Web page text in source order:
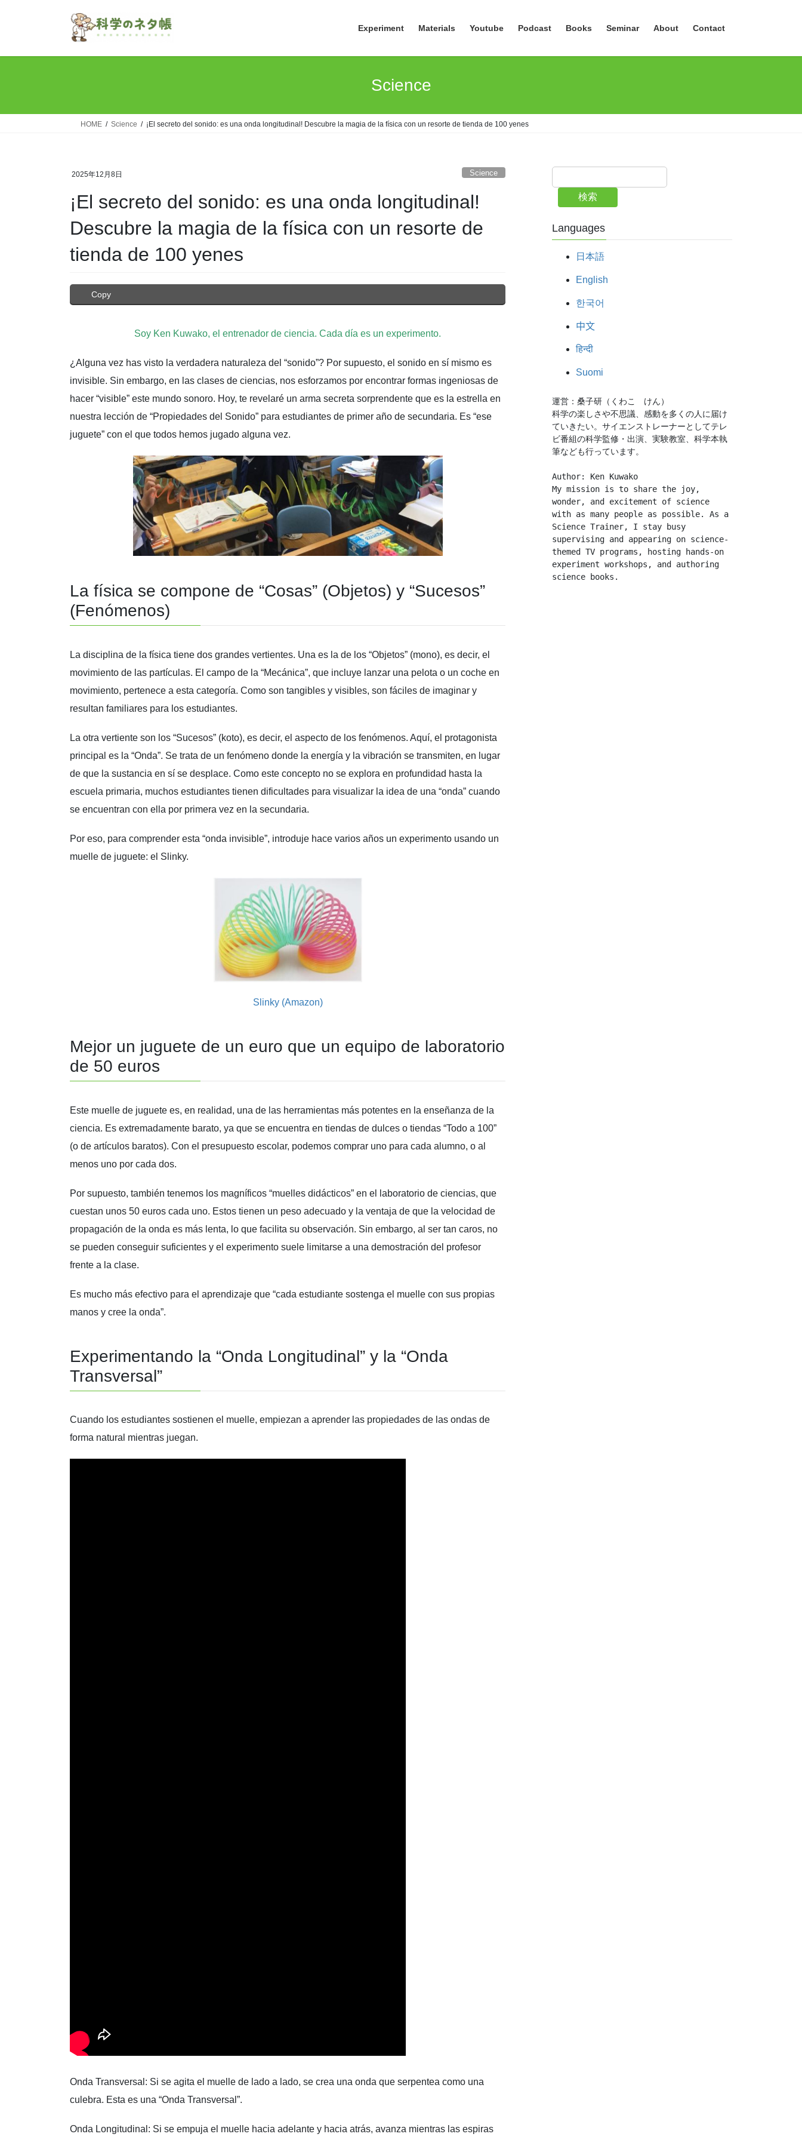
Experiment Materials Youtube Podcast Books Seminar About Contact
Science
HOME Science ¡El secreto del sonido: es una onda longitudinal! Descubre la magia de la física con un resorte de tienda de 100 yenes
2025年12月8日 Science
¡El secreto del sonido: es una onda longitudinal!
Descubre la magia de la física con un resorte de
tienda de 100 yenes
Copy
Soy Ken Kuwako, el entrenador de ciencia. Cada día es un experimento.
¿Alguna vez has visto la verdadera naturaleza del “sonido”? Por supuesto, el sonido en sí mismo es
invisible. Sin embargo, en las clases de ciencias, nos esforzamos por encontrar formas ingeniosas de
hacer “visible” este mundo sonoro. Hoy, te revelaré un arma secreta sorprendente que es la estrella en
nuestra lección de “Propiedades del Sonido” para estudiantes de primer año de secundaria. Es “ese
juguete” con el que todos hemos jugado alguna vez.
La física se compone de “Cosas” (Objetos) y “Sucesos”
(Fenómenos)
La disciplina de la física tiene dos grandes vertientes. Una es la de los “Objetos” (mono), es decir, el
movimiento de las partículas. El campo de la “Mecánica”, que incluye lanzar una pelota o un coche en
movimiento, pertenece a esta categoría. Como son tangibles y visibles, son fáciles de imaginar y
resultan familiares para los estudiantes.
La otra vertiente son los “Sucesos” (koto), es decir, el aspecto de los fenómenos. Aquí, el protagonista
principal es la “Onda”. Se trata de un fenómeno donde la energía y la vibración se transmiten, en lugar
de que la sustancia en sí se desplace. Como este concepto no se explora en profundidad hasta la
escuela primaria, muchos estudiantes tienen dificultades para visualizar la idea de una “onda” cuando
se encuentran con ella por primera vez en la secundaria.
Por eso, para comprender esta “onda invisible”, introduje hace varios años un experimento usando un
muelle de juguete: el Slinky.
Slinky (Amazon)
Mejor un juguete de un euro que un equipo de laboratorio
de 50 euros
Este muelle de juguete es, en realidad, una de las herramientas más potentes en la enseñanza de la
ciencia. Es extremadamente barato, ya que se encuentra en tiendas de dulces o tiendas “Todo a 100”
(o de artículos baratos). Con el presupuesto escolar, podemos comprar uno para cada alumno, o al
menos uno por cada dos.
Por supuesto, también tenemos los magníficos “muelles didácticos” en el laboratorio de ciencias, que
cuestan unos 50 euros cada uno. Estos tienen un peso adecuado y la ventaja de que la velocidad de
propagación de la onda es más lenta, lo que facilita su observación. Sin embargo, al ser tan caros, no
se pueden conseguir suficientes y el experimento suele limitarse a una demostración del profesor
frente a la clase.
Es mucho más efectivo para el aprendizaje que “cada estudiante sostenga el muelle con sus propias
manos y cree la onda”.
Experimentando la “Onda Longitudinal” y la “Onda
Transversal”
Cuando los estudiantes sostienen el muelle, empiezan a aprender las propiedades de las ondas de
forma natural mientras juegan.
Onda Transversal: Si se agita el muelle de lado a lado, se crea una onda que serpentea como una
culebra. Esta es una “Onda Transversal”.
Onda Longitudinal: Si se empuja el muelle hacia adelante y hacia atrás, avanza mientras las espiras
検索
Languages
日本語
English
한국어
中文
हिन्दी
Suomi
運営：桑子研（くわこ　けん）
科学の楽しさや不思議、感動を多くの人に届け
ていきたい。サイエンストレーナーとしてテレ
ビ番組の科学監修・出演、実験教室、科学本執
筆なども行っています。
Author: Ken Kuwako
My mission is to share the joy,
wonder, and excitement of science
with as many people as possible. As a
Science Trainer, I stay busy
supervising and appearing on science-
themed TV programs, hosting hands-on
experiment workshops, and authoring
science books.